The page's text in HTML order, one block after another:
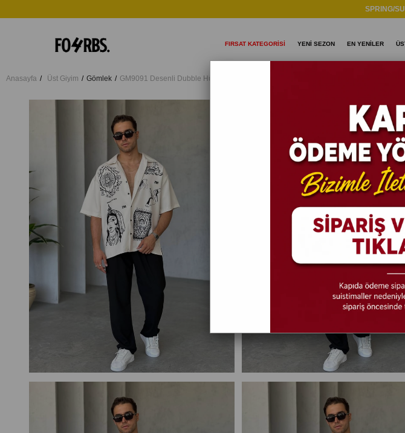
SPRING/
FIRSAT KATEGORİSİ YENİ SEZON EN YENİLER
Anasayfa Üst Giyim Gömlek GM9091 Desenli Dubble Hürrem Kumaş Oversize Gömlek